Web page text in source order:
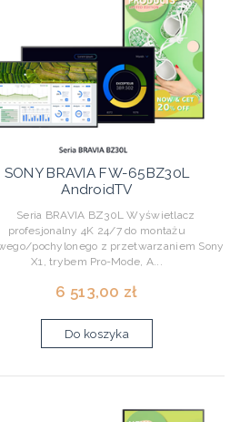
SONY BRAVIA FW-65BZ30L
AndroidTV
Seria BRAVIA BZ30L Wyświetlacz
profesjonalny 4K 24/7 do montażu
pochylonego z przetwarzaniem Sony
X1, trybem Pro-Mode, A...
6 513,00 zł
Do koszyka